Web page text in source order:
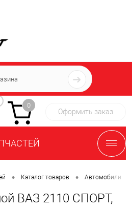
+7 (939) 716-10-06
пн-пт 7:00-16:00 МСК
0
Оформить заказ
• Каталог товаров • Автомобили
ВАЗ 2110 СПОРТ,